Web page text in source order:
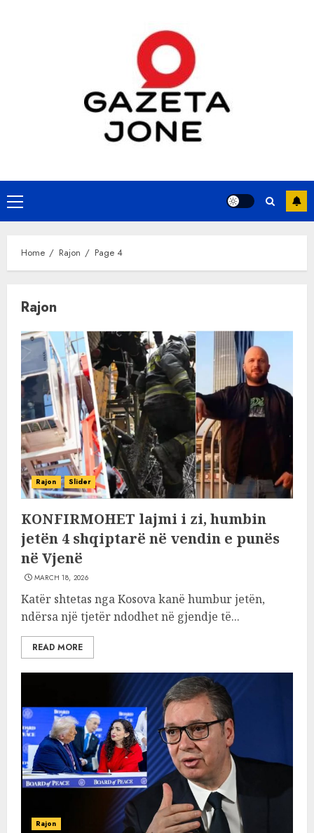
Primary
Menu
Home Rajon Page 4
Rajon
Rajon Slider
KONFIRMOHET lajmi i zi, humbin
jetën 4 shqiptarë në vendin e punës
në Vjenë
MARCH 18, 2026
Katër shtetas nga Kosova kanë humbur jetën,
ndërsa një tjetër ndodhet në gjendje të...
READ MORE
Rajon